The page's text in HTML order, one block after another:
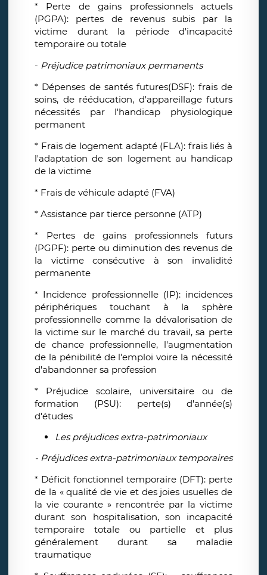
* Perte de gains professionnels actuels
(PGPA): pertes de revenus subis par la
victime durant la période d'incapacité
temporaire ou totale
- Préjudice patrimoniaux permanents
* Dépenses de santés futures(DSF): frais de
soins, de rééducation, d'appareillage futurs
nécessités par l'handicap physiologique
permanent
* Frais de logement adapté (FLA): frais liés à
l'adaptation de son logement au handicap
de la victime
* Frais de véhicule adapté (FVA)
* Assistance par tierce personne (ATP)
* Pertes de gains professionnels futurs
(PGPF): perte ou diminution des revenus de
la victime consécutive à son invalidité
permanente
* Incidence professionnelle (IP): incidences
périphériques touchant à la sphère
professionnelle comme la dévalorisation de
la victime sur le marché du travail, sa perte
de chance professionnelle, l'augmentation
de la pénibilité de l'emploi voire la nécessité
d'abandonner sa profession
* Préjudice scolaire, universitaire ou de
formation (PSU): perte(s) d'année(s)
d'études
Les préjudices extra-patrimoniaux
- Préjudices extra-patrimoniaux temporaires
* Déficit fonctionnel temporaire (DFT): perte
de la « qualité de vie et des joies usuelles de
la vie courante » rencontrée par la victime
durant son hospitalisation, son incapacité
temporaire totale ou partielle et plus
généralement durant sa maladie
traumatique